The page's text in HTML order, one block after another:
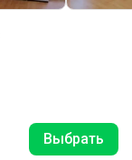
Выбрать